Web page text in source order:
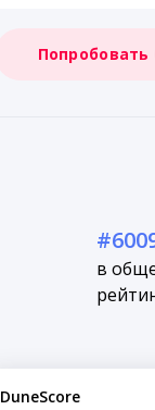
Попробовать
в
DuneScore